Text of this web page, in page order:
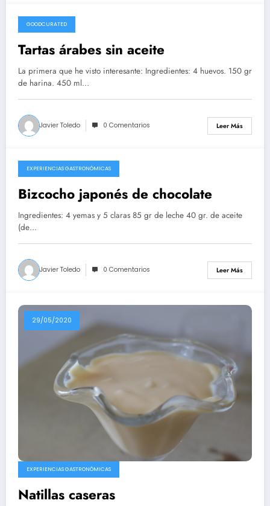
21/02/2021
GOODCURATED
Tartas árabes sin aceite
La primera que he visto interesante: Ingredientes: 4 huevos. 150 gr
de harina. 450 ml…
Javier Toledo 0 Comentarios Leer Más
10/08/2020
EXPERIENCIAS GASTRONÓMICAS
Bizcocho japonés de chocolate
Ingredientes: 4 yemas y 5 claras 85 gr de leche 40 gr. de aceite
(de…
Javier Toledo 0 Comentarios Leer Más
29/05/2020
EXPERIENCIAS GASTRONÓMICAS
Natillas caseras